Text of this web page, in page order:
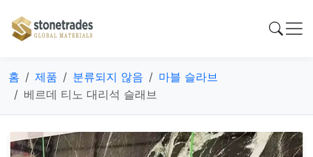
홈 제품 분류되지 않음
마블 슬라브
베르데 티노 대리석 슬래브